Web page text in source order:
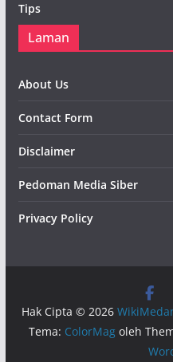
Tips
Laman
About Us
Contact Form
Disclaimer
Pedoman Media Siber
Privacy Policy
Hak Cipta © 2026
Tema: ColorMagoleh